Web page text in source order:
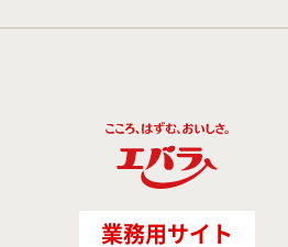
業務用サイト